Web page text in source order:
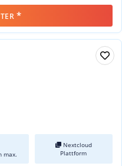
*
max.
Nextcloud
Plattform